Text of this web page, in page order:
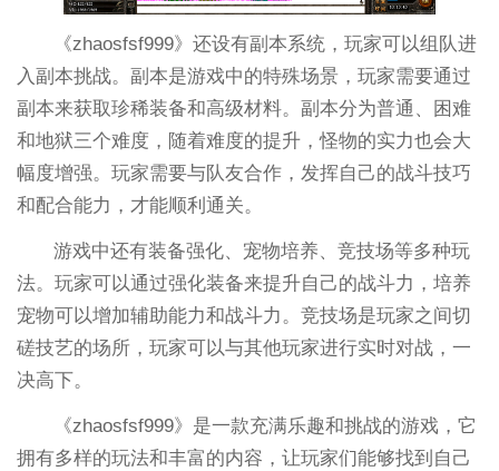
《zhaosfsf999》还设有副本系统，玩家可以组队进
入副本挑战。副本是游戏中的特殊场景，玩家需要通过
副本来获取珍稀装备和高级材料。副本分为普通、困难
和地狱三个难度，随着难度的提升，怪物的实力也会大
幅度增强。玩家需要与队友合作，发挥自己的战斗技巧
和配合能力，才能顺利通关。
游戏中还有装备强化、宠物培养、竞技场等多种玩
法。玩家可以通过强化装备来提升自己的战斗力，培养
宠物可以增加辅助能力和战斗力。竞技场是玩家之间切
磋技艺的场所，玩家可以与其他玩家进行实时对战，一
决高下。
《zhaosfsf999》是一款充满乐趣和挑战的游戏，它
拥有多样的玩法和丰富的内容，让玩家们能够找到自己